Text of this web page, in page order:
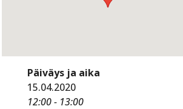
Päiväys ja aika
15.04.2020
12:00 - 13:00